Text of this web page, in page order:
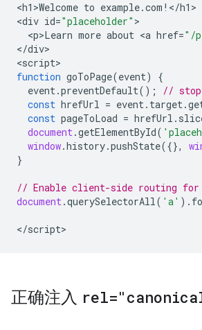
<h1>Welcome to example.com ! </h1 >
<div id="placeholder"
<p>Learn more about <a href="/
</div>
<script
function goToPage(event)
{
event.preventDefault();
// stop
const hrefUrl = event. target.
const pageToLoad = hrefUrl .
document.getElementById(
window.history.pushState({},
}
// Enable client-side routing
document.querySelectorAll( 'a' ).
</script>
正确注入